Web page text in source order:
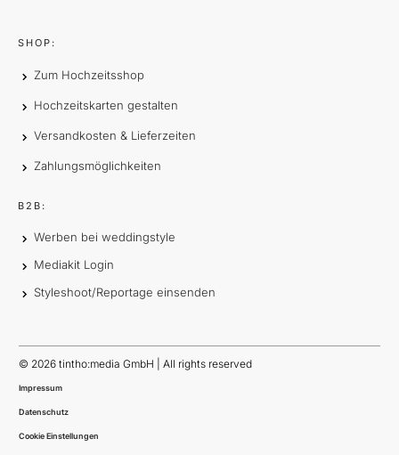
SHOP:
Zum Hochzeitsshop
Hochzeitskarten gestalten
Versandkosten & Lieferzeiten
Zahlungsmöglichkeiten
B2B:
Werben bei weddingstyle
Mediakit Login
Styleshoot/Reportage einsenden
© 2026 tintho:media GmbH | All rights reserved
Impressum
Datenschutz
Cookie Einstellungen